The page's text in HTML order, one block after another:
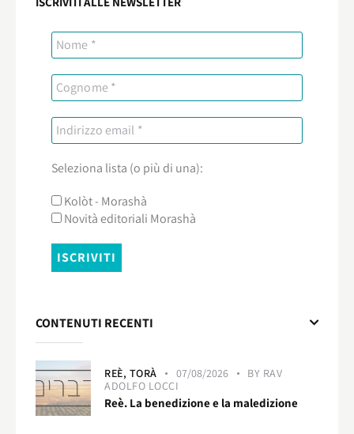
Seleziona lista (o più di una):
Kolòt - Morashà
Novità editoriali Morashà
CONTENUTI RECENTI
REÈ, TORÀ 07/08/2026 BY RAV
ADOLFO LOCCI
Reè. La benedizione e la maledizione